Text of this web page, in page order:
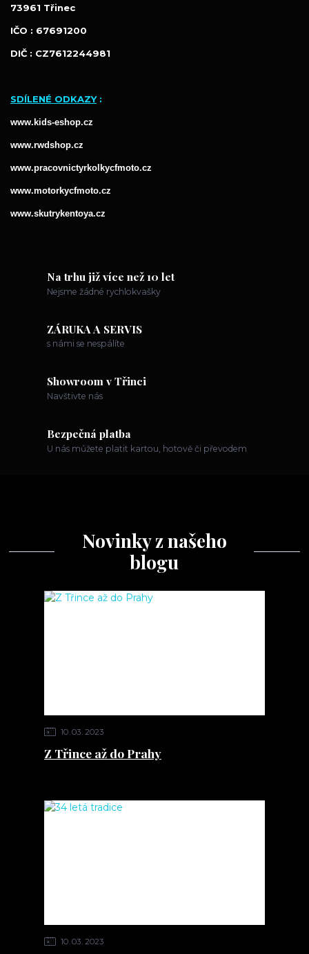
73961 Třinec
IČO : 67691200
DIČ : CZ7612244981
SDÍLENÉ ODKAZY:
www.kids-eshop.cz
www.rwdshop.cz
www.pracovnictyrkolkycfmoto.cz
www.motorkycfmoto.cz
www.skutrykentoya.cz
Na trhu již více než 10 let
Nejsme žádné rychlokvašky
ZÁRUKA A SERVIS
s námi se nespálíte
Showroom v Třinci
Navštivte nás
Bezpečná platba
U nás můžete platit kartou, hotově či převodem
Novinky z našeho
blogu
10 03 2023
Z Třince až do Prahy
10 03 2023